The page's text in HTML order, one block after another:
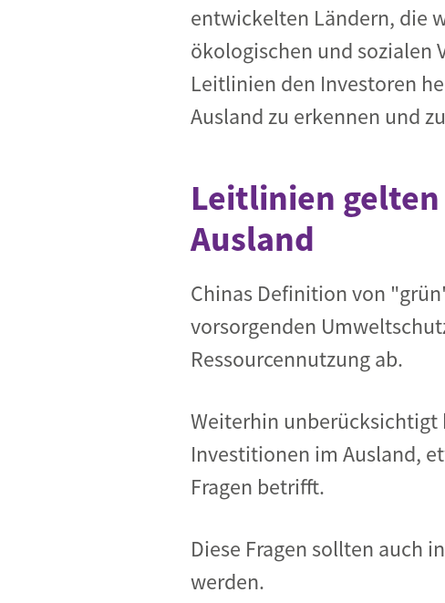
entwickelten Ländern, die
ökologischen und sozialen
Leitlinien den Investoren
Ausland zu erkennen und
Leitlinien
Ausland
Chinas Definition von
vorsorgenden
Ressourcennutzung ab.
Weiterhin unberücksichtigt
Investitionen im Ausland,
Fragen betrifft.
Diese Fragen sollten auch
werden.